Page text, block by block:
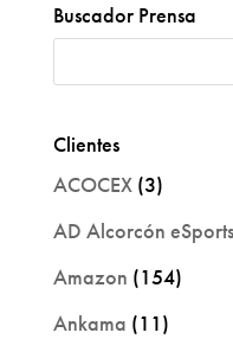
Buscador Prensa
Clientes
ACOCEX(3)
AD Alcorcón eSports
Amazon (154)
Ankama (11)